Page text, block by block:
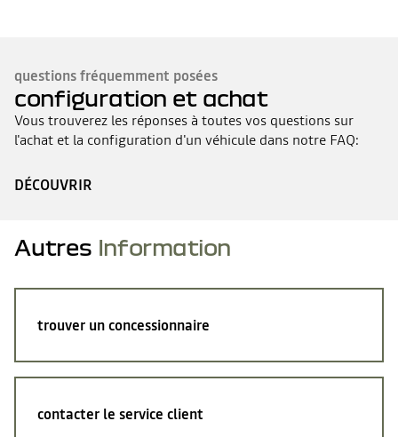
questions fréquemment posées
configuration et achat
Vous trouverez les réponses à toutes vos questions sur
l'achat et la configuration d'un véhicule dans notre FAQ:
DÉCOUVRIR
Autres Information
trouver un concessionnaire
contacter le service client